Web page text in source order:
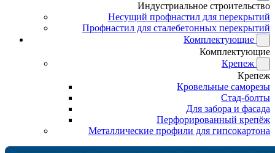
Индустриальное строительство
Несущий профнастил для перекрытий
Профнастил для сталебетонных перекрытий
Комплектующие
Комплектующие
Крепеж
Крепеж
Кровельные саморезы
Стад-болты
Для забора и фасада
Перфорированный крепёж
Металлические профили для гипсокартона